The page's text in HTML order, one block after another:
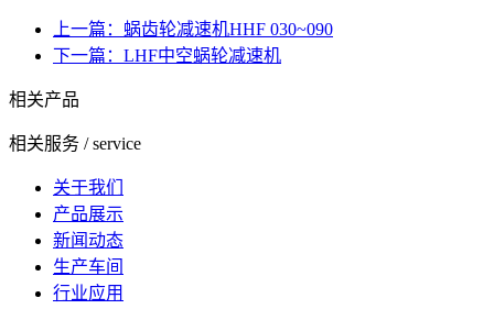
上一篇：蜗齿轮减速机HHF 030~090
下一篇：LHF中空蜗轮减速机
相关产品
相关服务 / service
关于我们
产品展示
新闻动态
生产车间
行业应用